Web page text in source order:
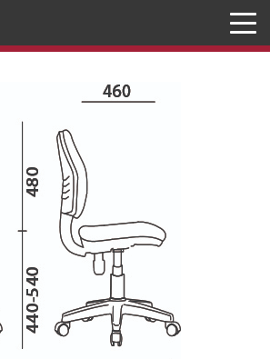
Penyimpanan
JASA RANCANG & BANGUN
Inaproc Site